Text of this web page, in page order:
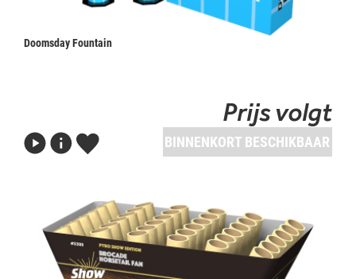
Doomsday Fountain
Prijs volgt
BINNENKORT BESCHIKBAAR